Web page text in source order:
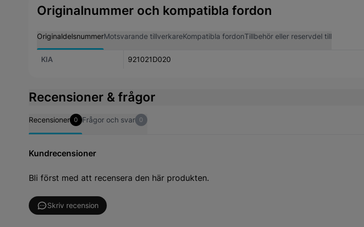
Originalnummer och kompatibla fordon
OriginaldelsnummerMotsvarande tillverkareKompatibla fordonTillbehör eller reservdel till
KIA 921021D020
Recensioner & frågor
Recensioner 0 Frågor och svar 0
Kundrecensioner
Bli först med att recensera den här produkten.
Skriv recension